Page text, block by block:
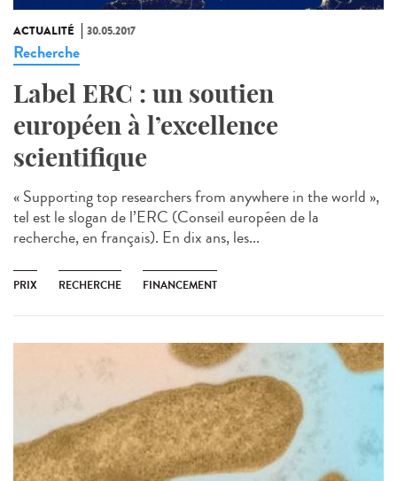
ACTUALITÉ 30.05.2017
Recherche
Label ERC : un soutien
européen à l’excellence
scientifique
« Supporting top researchers from anywhere in the world »,
tel est le slogan de l’ERC (Conseil européen de la
recherche, en français). En dix ans, les...
PRIX RECHERCHE FINANCEMENT